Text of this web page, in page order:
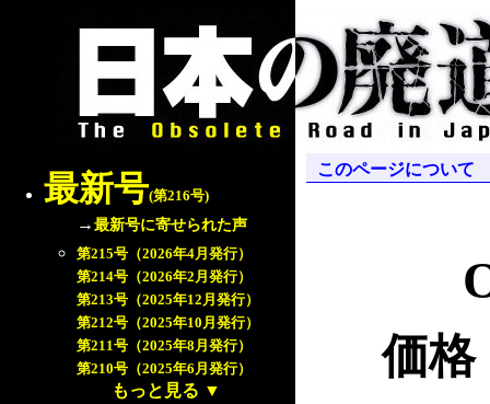
最新号(第216号)
→最新号に寄せられた声
第215号（2026年4月発行）
第214号（2026年2月発行）
第213号（2025年12月発行）
第212号（2025年10月発行）
第211号（2025年8月発行）
第210号（2025年6月発行）
もっと見る ▼
このページについて
価格